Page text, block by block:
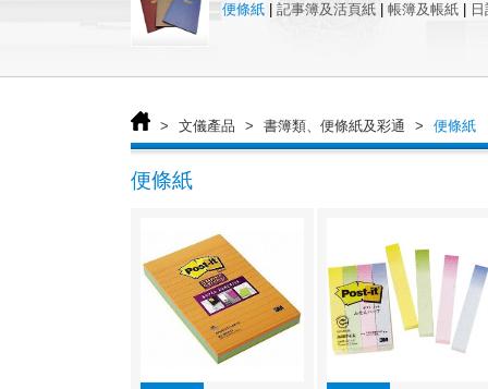
便條紙 記事簿及活頁紙 帳簿及帳紙
> 文儀產品 > 書簿類、便條紙及彩通 > 便條紙
便條紙